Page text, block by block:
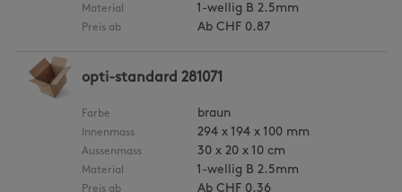
Material 1-wellig B 2.5mm
Preis ab Ab CHF 0.87
opti-standard 281071
Farbe braun
Innenmass 294 x 194 x 100 mm
Aussenmass 30 x 20 x 10 cm
Material 1-wellig B 2.5mm
Preis ab Ab CHF 0.36